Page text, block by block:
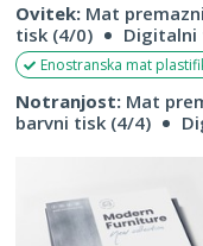
Ovitek: Mat
tisk (4/0)
Digitalni
Enostranska mat
Notranjost: Mat
barvni tisk (4/4)